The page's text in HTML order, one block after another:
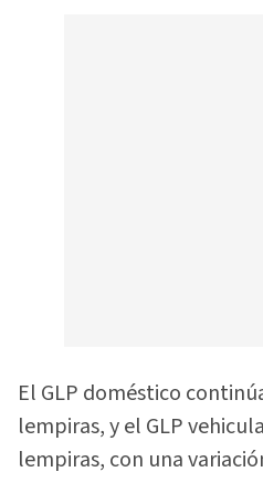
El GLP doméstico
lempiras, y el GLP
lempiras, con una